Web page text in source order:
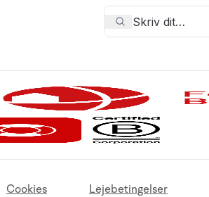
Cookies Lejebetingelser